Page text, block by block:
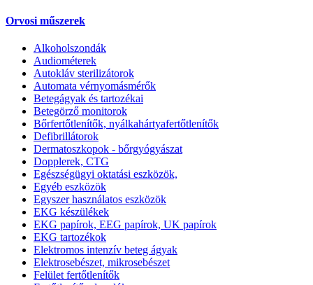
Orvosi műszerek
Alkoholszondák
Audiométerek
Autokláv sterilizátorok
Automata vérnyomásmérők
Betegágyak és tartozékai
Betegörző monitorok
Bőrfertőtlenítők, nyálkahártyafertőtlenítők
Defibrillátorok
Dermatoszkopok - bőrgyógyászat
Dopplerek, CTG
Egészségügyi oktatási eszközök,
Egyéb eszközök
Egyszer használatos eszközök
EKG készülékek
EKG papírok, EEG papírok, UK papírok
EKG tartozékok
Elektromos intenzív beteg ágyak
Elektrosebészet, mikrosebészet
Felület fertőtlenítők